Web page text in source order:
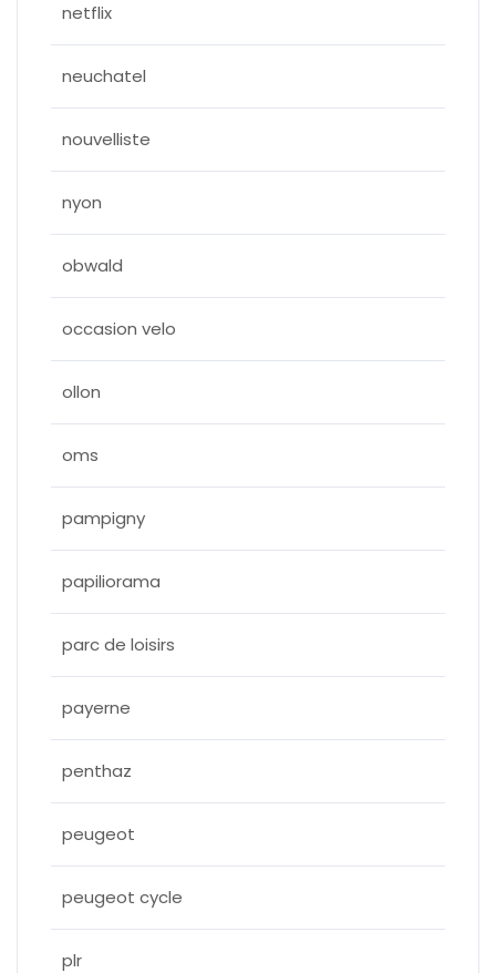
netflix
neuchatel
nouvelliste
nyon
obwald
occasion velo
ollon
oms
pampigny
papiliorama
parc de loisirs
payerne
penthaz
peugeot
peugeot cycle
plr